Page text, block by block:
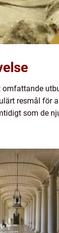
resmål för
som de